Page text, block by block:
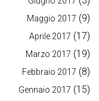
Maggio 2017 (9)
Aprile 2017 (17)
Marzo 2017 (19)
Febbraio 2017 (8)
Gennaio 2017 (15)